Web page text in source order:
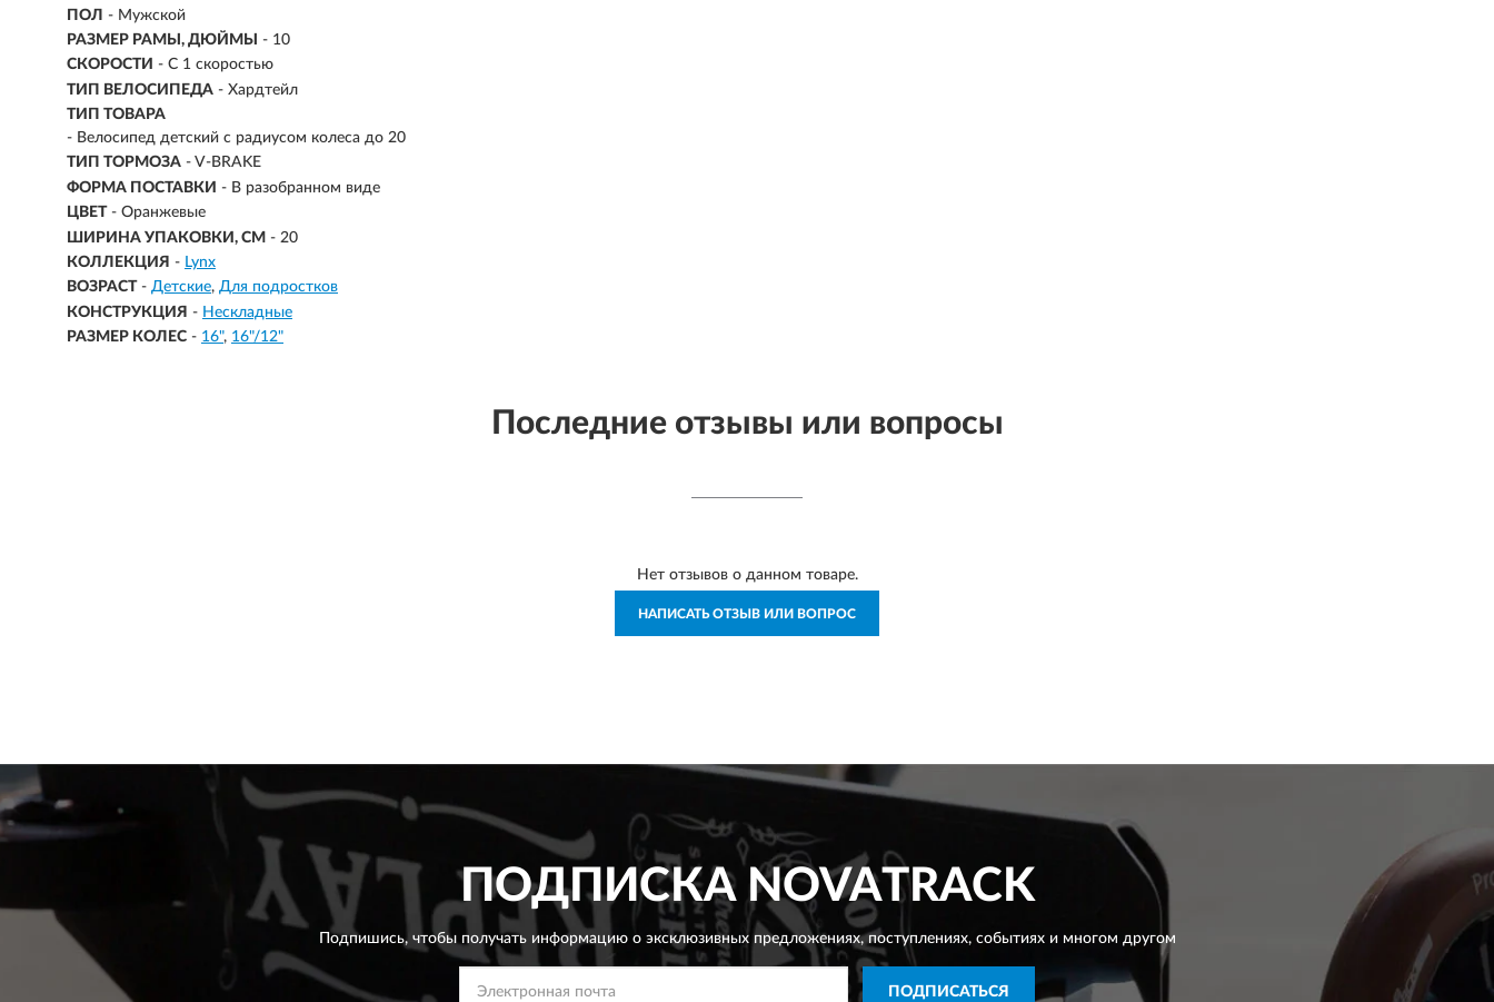
ПОЛ - Мужской
РАЗМЕР РАМЫ, ДЮЙМЫ
- 10
СКОРОСТИ - С 1 скоростью
ТИП ВЕЛОСИПЕДА - Хардтейл
ТИП ТОВАРА
- Велосипед детский с радиусом колеса до 20
ТИП ТОРМОЗА - V-BRAKE
ФОРМА ПОСТАВКИ - В разобранном виде
ЦВЕТ - Оранжевые
ШИРИНА УПАКОВКИ, СМ - 20
КОЛЛЕКЦИЯ - Lynx
ВОЗРАСТ - Детские Для подростков
КОНСТРУКЦИЯ - Нескладные
РАЗМЕР КОЛЕС - 16" 16"/12"
Последние отзывы или вопросы
Нет отзывов о данном товаре.
НАПИСАТЬ ОТЗЫВ ИЛИ ВОПРОС
ПОДПИСКАNOVATRACK
Подпишись, чтобы получать информацию о эксклюзивных предложениях,поступлениях, событиях и многом другом
ПОДПИСАТЬСЯ